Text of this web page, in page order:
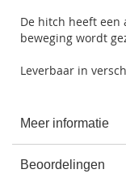
De hitch heeft een
beweging wordt
Leverbaar in
Meer informatie
Beoordelingen